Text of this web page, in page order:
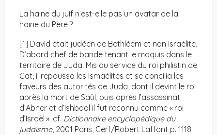
La haine du juif n’est-elle pas un avatar de la
haine du Père ?
[1] David était judéen de Bethléem et non israélite.
D’abord chef de bande tenant le maquis dans le
territoire de Juda. Mis au service du roi philistin de
Gat, il repoussa les Ismaélites et se concilia les
faveurs des autorités de Juda, dont il devint le roi
après la mort de Saül, puis après l’assassinat
d’Abner et d’Ishbaal il fut reconnu comme « roi
d’Israël ». cf. Dictionnaire encyclopédique du
judaïsme, 2001 Paris, Cerf/Robert Laffont p. 1118.